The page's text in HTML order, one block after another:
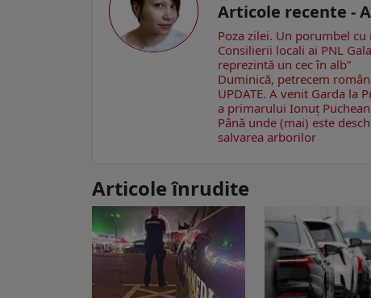
Articole recente -
Poza zilei. Un porumbel
Consilierii locali ai PNL
reprezintă un cec în alb”
Duminică, petrecem
UPDATE. A venit Garda la
a primarului Ionuţ
Până unde (mai) este
salvarea arborilor
Articole înrudite